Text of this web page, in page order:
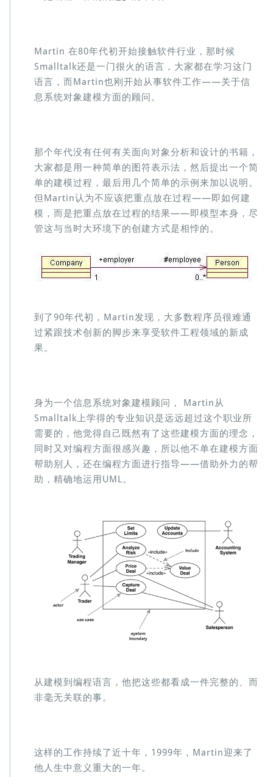
Martin 在80年代初开始接触软件行业，那时候
Smalltalk还是一门很火的语言，大家都在学习这门
语言，而Martin也刚开始从事软件工作——关于信
息系统对象建模方面的顾问。
那个年代没有任何有关面向对象分析和设计的书籍，
大家都是用一种简单的图符表示法，然后提出一个简
单的建模过程，最后用几个简单的示例来加以说明。
但Martin认为不应该把重点放在过程——即如何建
模，而是把重点放在过程的结果——即模型本身，尽
管这与当时大环境下的创建方式是相悖的。
到了90年代初，Martin发现，大多数程序员很难通
过紧跟技术创新的脚步来享受软件工程领域的新成
果。
身为一个信息系统对象建模顾问， Martin从
Smalltalk上学得的专业知识是远远超过这个职业所
需要的，他觉得自己既然有了这些建模方面的理念，
同时又对编程方面很感兴趣，所以他不单在建模方面
帮助别人，还在编程方面进行指导——借助外力的帮
助，精确地运用UML。
从建模到编程语言，他把这些都看成一件完整的、而
非毫无关联的事。
这样的工作持续了近十年，1999年，Martin迎来了
他人生中意义重大的一年。